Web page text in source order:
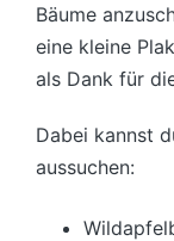
Bäume
eine kleine
als Dank für
Dabei kannst
aussuchen: